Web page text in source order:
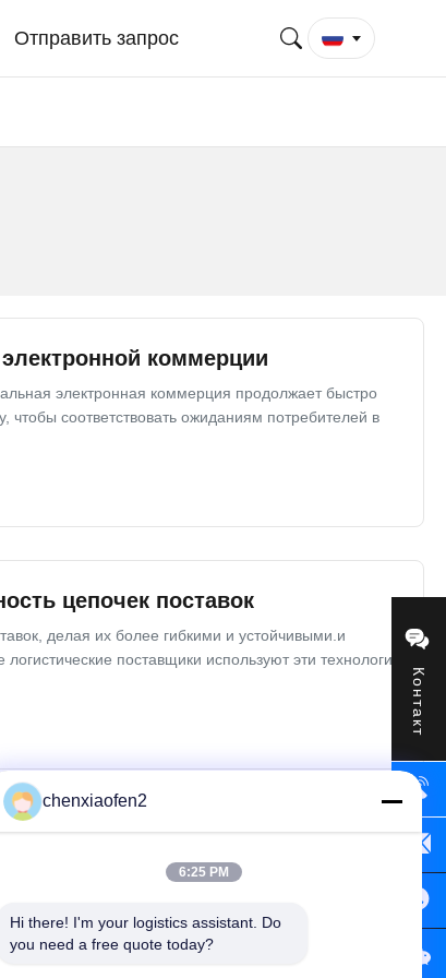
Контакт
Отправить запрос
коммерции
электронная коммерция продолжает быстро
соответствовать ожиданиям потребителей в
цепочек поставок
делая их более гибкими и устойчивыми.и
поставщики используют эти технологии
Свяжитесь с нами
chenxiaofen2
6:25 PM
Hi there! I'm your logistics assistant. Do
you need a free quote today?